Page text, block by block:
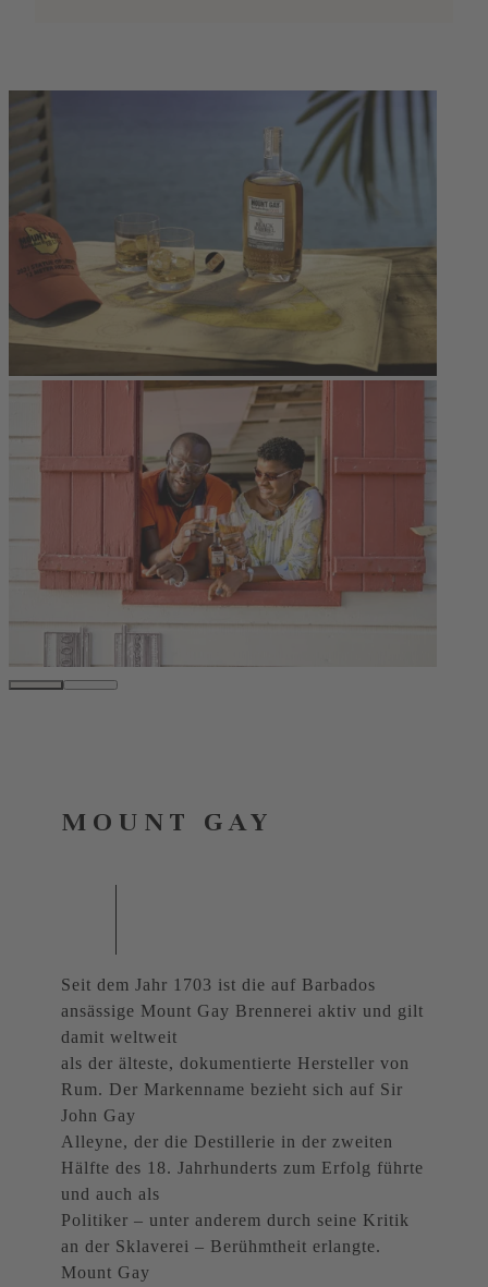
MOUNT GAY
Seit dem Jahr 1703 ist die auf Barbados
ansässige Mount Gay Brennerei aktiv und gilt
damit weltweit
als der älteste, dokumentierte Hersteller von
Rum. Der Markenname bezieht sich auf Sir
John Gay
Alleyne, der die Destillerie in der zweiten
Hälfte des 18. Jahrhunderts zum Erfolg führte
und auch als
Politiker – unter anderem durch seine Kritik
an der Sklaverei – Berühmtheit erlangte.
Mount Gay